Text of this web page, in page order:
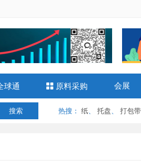
球通  原料采购 会展
热搜 ： 纸 托盘 打包带